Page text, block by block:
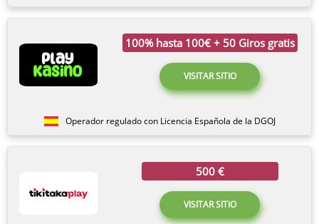
100% hasta 100€ + 50 Giros gratis
VISITAR SITIO
Operador regulado con Licencia Española de la DGOJ
500 €
VISITAR SITIO